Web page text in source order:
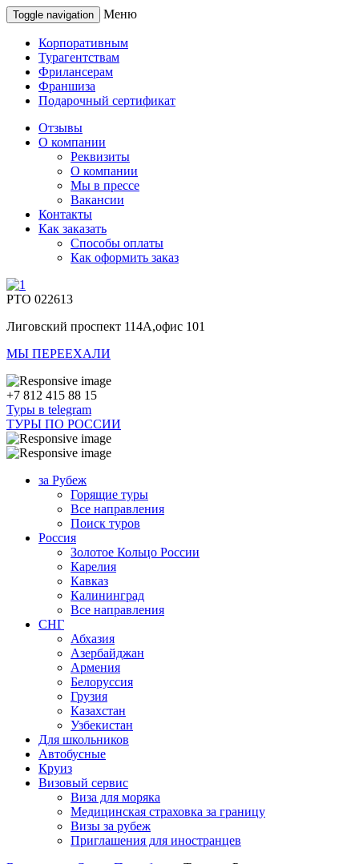
Toggle navigation Меню
Корпоративным
Турагентствам
Фрилансерам
Франшиза
Подарочный сертификат
Отзывы
О компании
Реквизиты
О компании
Мы в прессе
Вакансии
Контакты
Как заказать
Способы оплаты
Как оформить заказ
РТО 022613
Лиговский проспект 114А,офис 101
МЫ ПЕРЕЕХАЛИ
+7 812 415 88 15
Туры в telegram
ТУРЫ ПО РОССИИ
за Рубеж
Горящие туры
Все направления
Поиск туров
Россия
Золотое Кольцо России
Карелия
Кавказ
Калининград
Все направления
СНГ
Абхазия
Азербайджан
Армения
Белоруссия
Грузия
Казахстан
Узбекистан
Для школьников
Автобусные
Круиз
Визовый сервис
Виза для моряка
Медицинская страховка за границу
Визы за рубеж
Приглашения для иностранцев